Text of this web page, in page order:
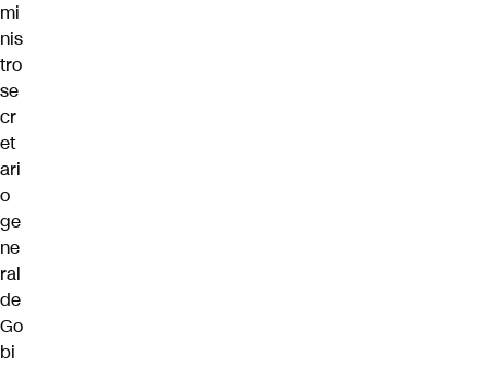
mi
nis
tro
se
cr
et
ari
o
ge
ne
ral
de
Go
bi